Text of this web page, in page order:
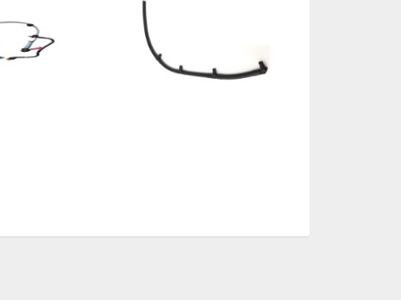
ENJEKTÖR GERİ DÖNÜŞ
BORUSU